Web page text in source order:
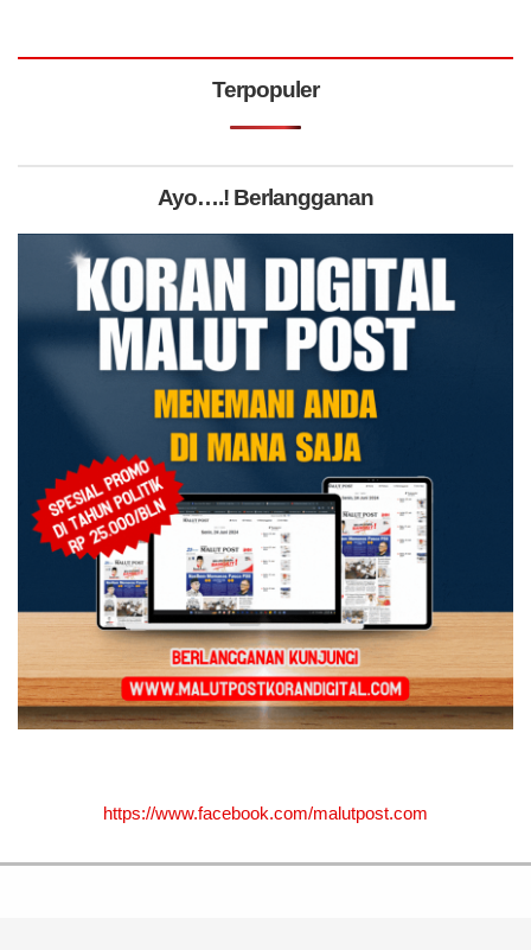
Terpopuler
Ayo….! Berlangganan
https://www.facebook.com/malutpost.com